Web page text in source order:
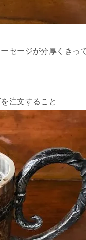
セージが分厚くきっ
注文すること